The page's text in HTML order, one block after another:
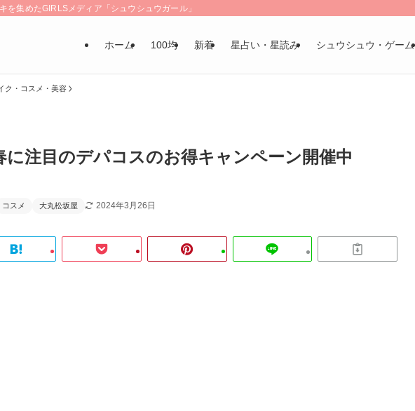
集めたGIRLSメディア「シュウシュウガール」
ホーム 100均 新着 星占い・星読み シュウシュウ・ゲーム
ク・コスメ・美容
に注目のデパコスのお得キャンペーン開催中
コスメ 大丸松坂屋 2024年3月26日